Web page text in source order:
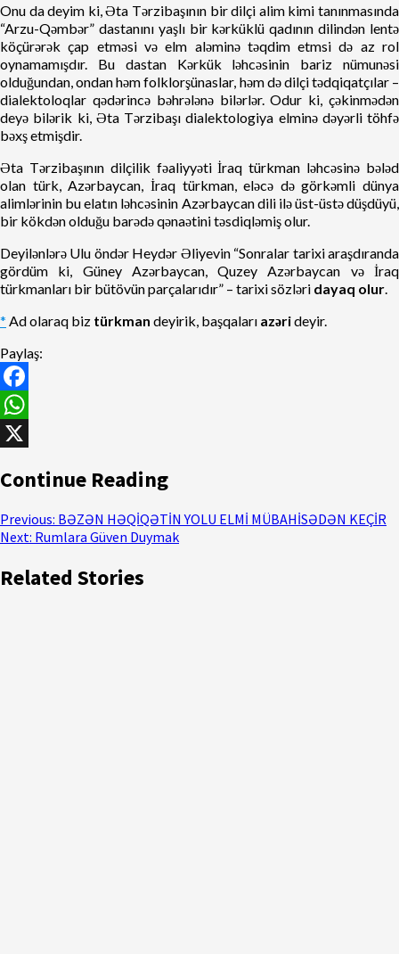
Onu da deyim ki, Əta Tərzibaşının bir dilçi alim kimi tanınmasında
“Arzu-Qəmbər” dastanını yaşlı bir kərküklü qadının dilindən lentə
köçürərək çap etməsi və elm aləminə təqdim etmsi də az rol
oynamamışdır. Bu dastan Kərkük ləhcəsinin bariz nümunəsi
olduğundan, ondan həm folklorşünaslar, həm də dilçi tədqiqatçılar –
dialektoloqlar qədərincə bəhrələnə bilərlər. Odur ki, çəkinmədən
deyə bilərik ki, Əta Tərzibaşı dialektologiya elminə dəyərli töhfə
bəxş etmişdir.
Əta Tərzibaşının dilçilik fəaliyyəti İraq türkman ləhcəsinə bələd
olan türk, Azərbaycan, İraq türkman, eləcə də görkəmli dünya
alimlərinin bu elatın ləhcəsinin Azərbaycan dili ilə üst-üstə düşdüyü,
bir kökdən olduğu barədə qənaətini təsdiqləmiş olur.
Deyilənlərə Ulu öndər Heydər Əliyevin “Sonralar tarixi araşdıranda
gördüm ki, Güney Azərbaycan, Quzey Azərbaycan və İraq
türkmanları bir bütövün parçalarıdır” – tarixi sözləri dayaq olur
* Ad olaraq biz türkman deyirik, başqaları azərideyir.
Paylaş:
Facebook
WhatsApp
Continue Reading
Previous: BƏZƏN HƏQİQƏTİN YOLU ELMİ MÜBAHİSƏDƏN KEÇİR
Next: Rumlara Güven Duymak
Related Stories